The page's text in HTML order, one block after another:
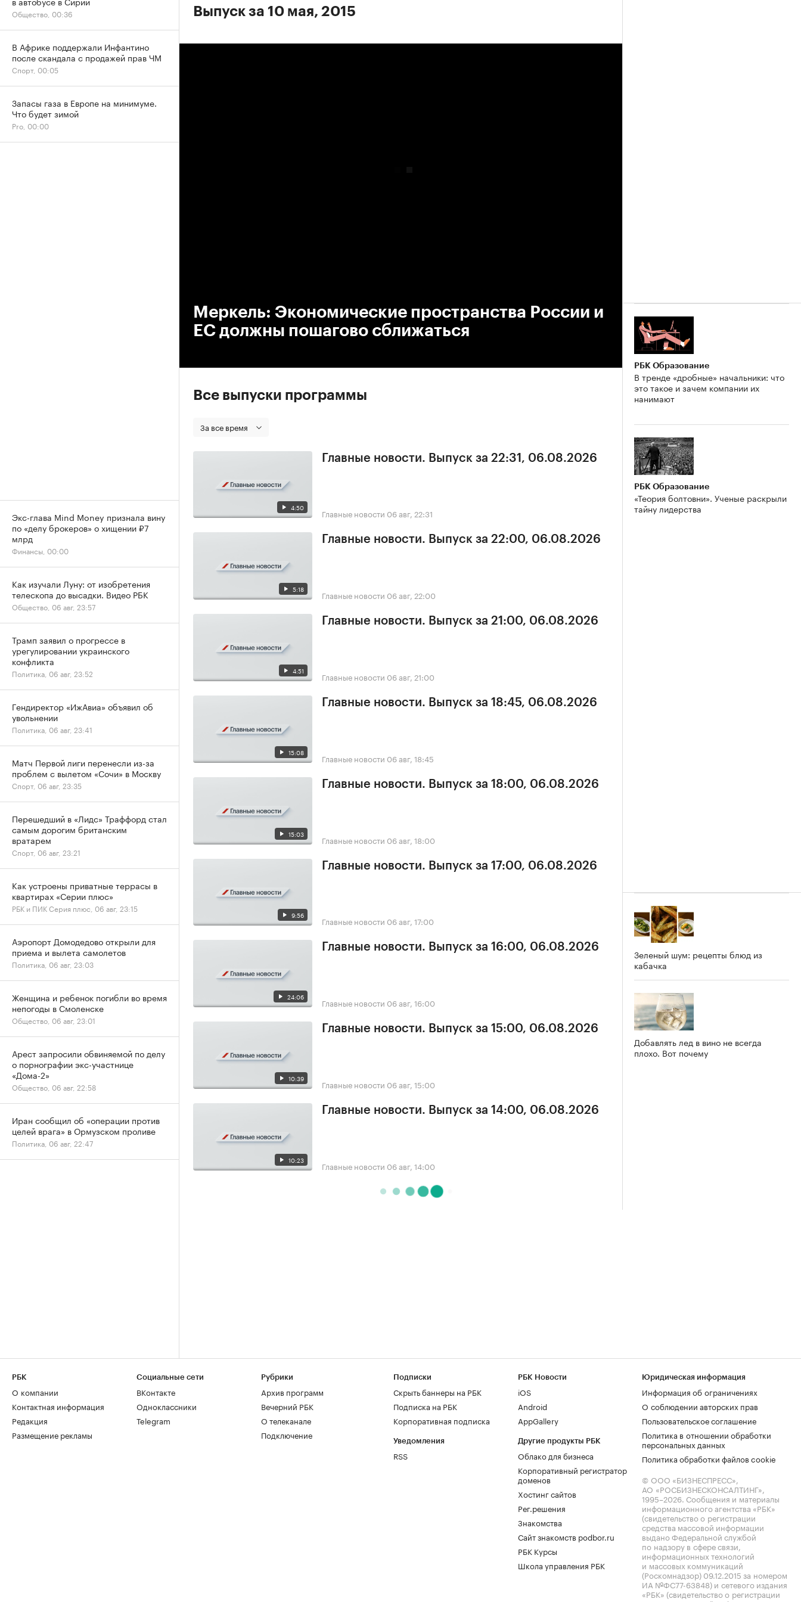
Выпуск за 10 мая, 2015
Меркель: Экономические пространства России и
ЕС должны пошагово сближаться
Все выпуски программы
За все время
4:50
Главные новости. Выпуск за 22:31, 06.08.2026
Главные новости 06 авг, 22:31
5:18
Главные новости. Выпуск за 22:00, 06.08.2026
Главные новости 06 авг, 22:00
4:51
Главные новости. Выпуск за 21:00, 06.08.2026
Главные новости 06 авг, 21:00
15:08
Главные новости. Выпуск за 18:45, 06.08.2026
Главные новости 06 авг, 18:45
15:03
Главные новости. Выпуск за 18:00, 06.08.2026
Главные новости 06 авг, 18:00
9:56
Главные новости. Выпуск за 17:00, 06.08.2026
Главные новости 06 авг, 17:00
24:06
Главные новости. Выпуск за 16:00, 06.08.2026
Главные новости 06 авг, 16:00
10:39
Главные новости. Выпуск за 15:00, 06.08.2026
Главные новости 06 авг, 15:00
10:23
Главные новости. Выпуск за 14:00, 06.08.2026
Главные новости 06 авг, 14:00
РБК Образование
В тренде «дробные» начальники: что
это такое и зачем компании их
нанимают
РБК Образование
«Теория болтовни». Ученые раскрыли
тайну лидерства
Зеленый шум: рецепты блюд из
кабачка
Добавлять лед в вино не всегда
плохо. Вот почему
Общество, 00:36
В Африке поддержали Инфантино
после скандала с продажей прав ЧМ
Спорт, 00:05
Запасы газа в Европе на минимуме.
Что будет зимой
Pro, 00:00
Экс-глава Mind Money признала вину
по «делу брокеров» о хищении ₽7
млрд
Финансы, 00:00
Как изучали Луну: от изобретения
телескопа до высадки. Видео РБК
Общество, 06 авг, 23:57
Трамп заявил о прогрессе в
урегулировании украинского
конфликта
Политика, 06 авг, 23:52
Гендиректор «ИжАвиа» объявил об
увольнении
Политика, 06 авг, 23:41
Матч Первой лиги перенесли из-за
проблем с вылетом «Сочи» в Москву
Спорт, 06 авг, 23:35
Перешедший в «Лидс» Траффорд стал
самым дорогим британским
вратарем
Спорт, 06 авг, 23:21
Как устроены приватные террасы в
квартирах «Серии плюс»
РБК и ПИК Серия плюс, 06 авг, 23:15
Аэропорт Домодедово открыли для
приема и вылета самолетов
Политика, 06 авг, 23:03
Женщина и ребенок погибли во время
непогоды в Смоленске
Общество, 06 авг, 23:01
Арест запросили обвиняемой по делу
о порнографии экс-участнице
«Дома-2»
Общество, 06 авг, 22:58
Иран сообщил об «операции против
целей врага» в Ормузском проливе
Политика, 06 авг, 22:47
РБК
О компании
Контактная информация
Редакция
Размещение рекламы
Социальные сети
ВКонтакте
Одноклассники
Telegram
Рубрики
Архив программ
Вечерний РБК
О телеканале
Подключение
Подписки
Скрыть баннеры на РБК
Подписка на РБК
Корпоративная подписка
Уведомления
RSS
РБК Новости
iOS
Android
AppGallery
Другие продукты РБК
Облако для бизнеса
Корпоративный регистратор
доменов
Хостинг сайтов
Рег.решения
Знакомства
Сайт знакомств podbor.ru
РБК Курсы
Школа управления РБК
Юридическая информация
Информация об ограничениях
О соблюдении авторских прав
Пользовательское соглашение
Политика в отношении обработки
персональных данных
Политика обработки файлов cookie
© ООО «БИЗНЕСПРЕСС»,
АО «РОСБИЗНЕСКОНСАЛТИНГ»,
1995–2026. Сообщения и материалы
информационного агентства «РБК»
(свидетельство о регистрации
средства массовой информации
выдано Федеральной службой
по надзору в сфере связи,
информационных технологий
и массовых коммуникаций
(Роскомнадзор) 09.12.2015 за номером
ИА №ФС77-63848) и сетевого издания
«РБК» (свидетельство о регистрации